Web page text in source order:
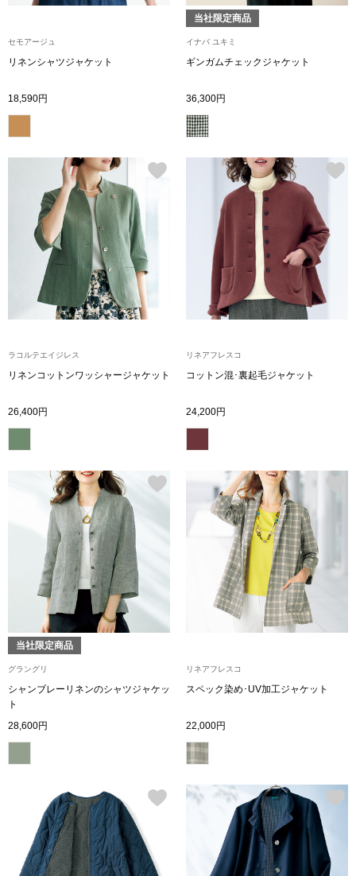
BOGARD 最新号はこちら
集
タログ
すべて見る
／チュニック
ダーウェア
アクセサリー
パンツ／スラ
ルーム･アン
ルームウェア
アンダーウェア
ハンドバッグ
ショルダーバ
ブリーフケース
クラッチバッグ
リュック･バッ
スーツケース
その他
セモアージュ
リネンシャツジャケット
18,590円
当社限定商品
イナバ ユキミ
ギンガムチェックジャケット
36,300円
ラコルテエイジレス
リネンコットンワッシャージャケット
26,400円
リネアフレスコ
コットン混･裏起毛ジャケット
24,200円
当社限定商品
グラングリ
シャンブレーリネンのシャツジャケッ
ト
28,600円
リネアフレスコ
スペック染め･UV加工ジャケット
22,000円